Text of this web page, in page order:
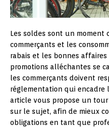
Les soldes sont un moment
commerçants et les
rabais et les bonnes
promotions alléchantes se
les commerçants doivent
réglementation qui encadre
article vous propose un
sur le sujet, afin de mieux
obligations en tant que